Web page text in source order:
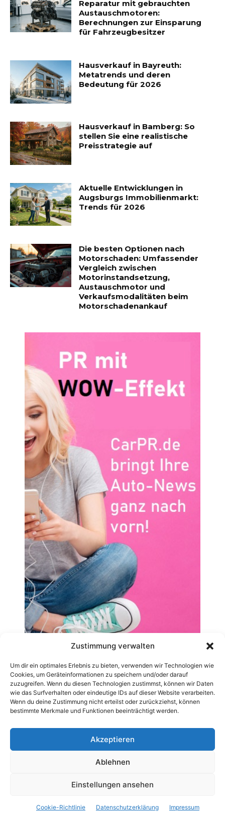
Zustimmung verwalten
Um dir ein optimales Erlebnis zu bieten, verwenden wir Technologien wie
Cookies, um Geräteinformationen zu speichern und/oder darauf
zuzugreifen. Wenn du diesen Technologien zustimmst, können wir Daten
wie das Surfverhalten oder eindeutige IDs auf dieser Website verarbeiten.
Wenn du deine Zustimmung nicht erteilst oder zurückziehst, können
bestimmte Merkmale und Funktionen beeinträchtigt werden.
Akzeptieren
Ablehnen
Einstellungen ansehen
Cookie-Richtlinie Datenschutzerklärung Impressum
Reparatur mit gebrauchten
Austauschmotoren:
Berechnungen zur Einsparung
für Fahrzeugbesitzer
Hausverkauf in Bayreuth:
Metatrends und deren
Bedeutung für 2026
Hausverkauf in Bamberg: So
stellen Sie eine realistische
Preisstrategie auf
Aktuelle Entwicklungen in
Augsburgs Immobilienmarkt:
Trends für 2026
Die besten Optionen nach
Motorschaden: Umfassender
Vergleich zwischen
Motorinstandsetzung,
Austauschmotor und
Verkaufsmodalitäten beim
Motorschadenankauf
Pressemitteilung veröffentlichen
Archiv-News
Cookie-Richtlinie (EU)
© 2019 - 2025 © CarWebnews.com